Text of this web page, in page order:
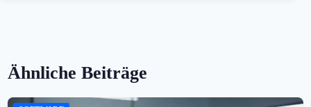
Ähnliche Beiträge